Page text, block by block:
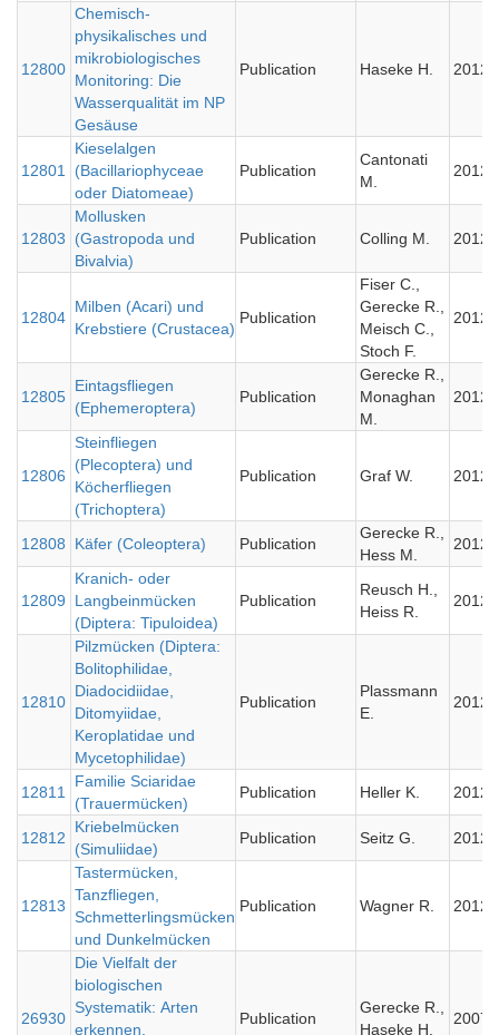
12800
Chemisch-
physikalisches und
mikrobiologisches
Monitoring: Die
Wasserqualität im NP
Gesäuse
Publication Haseke H. 2012
12801
Kieselalgen
(Bacillariophyceae
oder Diatomeae)
Publication
Cantonati
M.
2012
12803
Mollusken
(Gastropoda und
Bivalvia)
Publication Colling M. 2012
12804
Milben (Acari) und
Krebstiere (Crustacea)
Publication
Fiser C.,
Gerecke R.,
Meisch C.,
Stoch F.
2012
12805
Eintagsfliegen
(Ephemeroptera)
Publication
Gerecke R.,
Monaghan
M.
2012
12806
Steinfliegen
(Plecoptera) und
Köcherfliegen
(Trichoptera)
Publication Graf W. 2012
12808 Käfer (Coleoptera) Publication
Gerecke R.,
Hess M.
2012
12809
Kranich- oder
Langbeinmücken
(Diptera: Tipuloidea)
Publication
Reusch H.,
Heiss R.
2012
12810
Pilzmücken (Diptera:
Bolitophilidae,
Diadocidiidae,
Ditomyiidae,
Keroplatidae und
Mycetophilidae)
Publication
Plassmann
E.
2012
12811
Familie Sciaridae
(Trauermücken)
Publication Heller K. 2012
12812
Kriebelmücken
(Simuliidae)
Publication Seitz G. 2012
12813
Tastermücken,
Tanzfliegen,
Schmetterlingsmücken
und Dunkelmücken
Publication Wagner R. 2012
26930
Die Vielfalt der
biologischen
Systematik: Arten
erkennen,
Publication
Gerecke R.,
Haseke H.
2007